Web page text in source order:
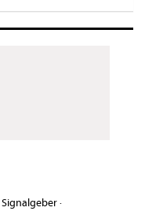
Signalgeber·